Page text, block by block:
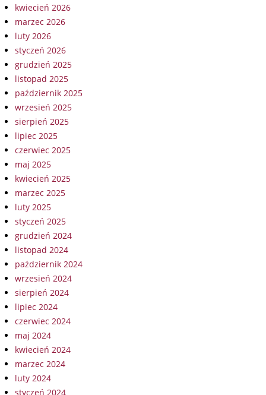
kwiecień 2026
marzec 2026
luty 2026
styczeń 2026
grudzień 2025
listopad 2025
październik 2025
wrzesień 2025
sierpień 2025
lipiec 2025
czerwiec 2025
maj 2025
kwiecień 2025
marzec 2025
luty 2025
styczeń 2025
grudzień 2024
listopad 2024
październik 2024
wrzesień 2024
sierpień 2024
lipiec 2024
czerwiec 2024
maj 2024
kwiecień 2024
marzec 2024
luty 2024
styczeń 2024